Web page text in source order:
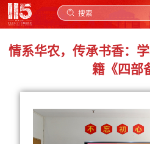
搜索
情系华农，传承书香：
籍《四部